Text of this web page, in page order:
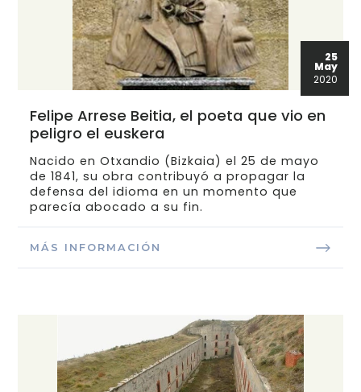
25
May
2020
Felipe Arrese Beitia, el poeta que vio en
peligro el euskera
Nacido en Otxandio (Bizkaia) el 25 de mayo
de 1841, su obra contribuyó a propagar la
defensa del idioma en un momento que
parecía abocado a su fin.
MÁS INFORMACIÓN